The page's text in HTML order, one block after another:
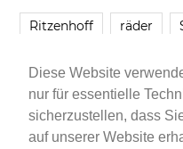
Diese Website
nur für essentielle
sicherzustellen, dass
auf unserer Website
Ritzenhoff räder
Smartbuyglasses
Younique